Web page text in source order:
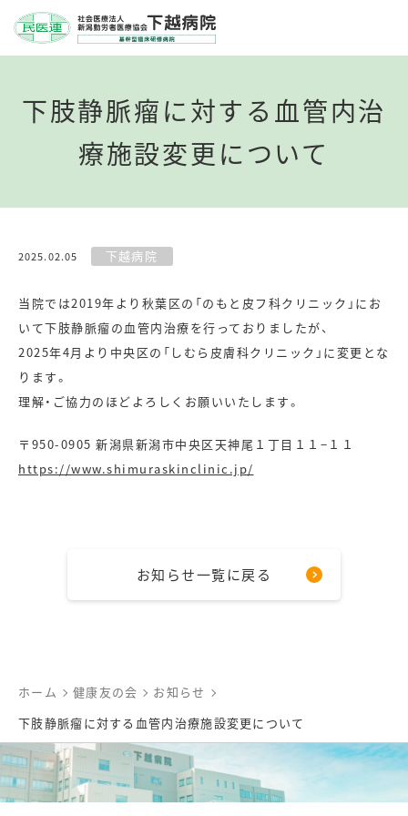
下肢静脈瘤に対する血管内治
療施設変更について
2025.02.05 下越病院
当院では2019年より秋葉区の「のもと皮フ科クリニック」にお
いて下肢静脈瘤の血管内治療を行っておりましたが、
2025年4月より中央区の「しむら皮膚科クリニック」に変更とな
ります。
理解・ご協力のほどよろしくお願いいたします。
〒950-0905 新潟県新潟市中央区天神尾１丁目１１−１１
https://www.shimuraskinclinic.jp/
お知らせ一覧に戻る
ホーム 健康友の会
お知らせ
下肢静脈瘤に対する血管内治療施設変更について